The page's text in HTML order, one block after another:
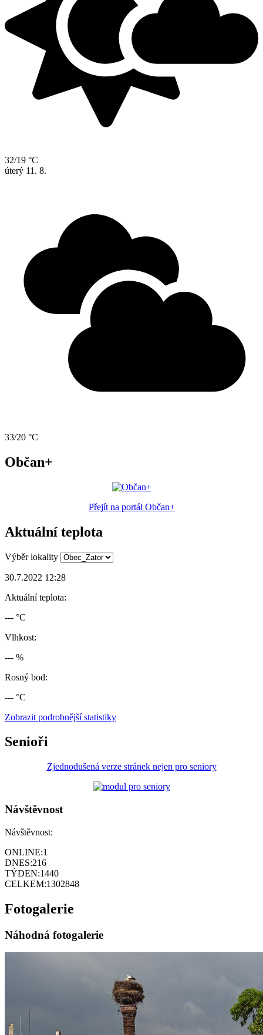
32/19 °C
úterý 11. 8.
33/20 °C
Občan+
Přejít na portál Občan+
Aktuální teplota
Výběr lokality
30.7.2022 12:28
Aktuální teplota:
--- °C
Vlhkost:
--- %
Rosný bod:
--- °C
Zobrazit podrobnější statistiky
Senioři
Zjednodušená verze stránek nejen pro seniory
Návštěvnost
Návštěvnost:
ONLINE:1
DNES:216
TÝDEN:1440
CELKEM:1302848
Fotogalerie
Náhodná fotogalerie